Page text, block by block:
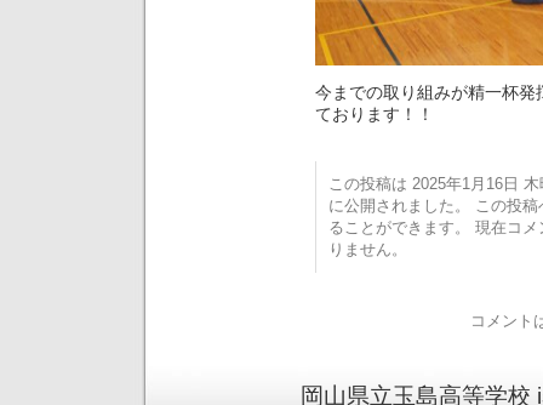
今までの取り組みが精一杯
ております！！
この投稿は 2025年1月16日
に公開されました。 この投
ることができます。 現在コ
りません。
コメント
岡山県立玉島高等学